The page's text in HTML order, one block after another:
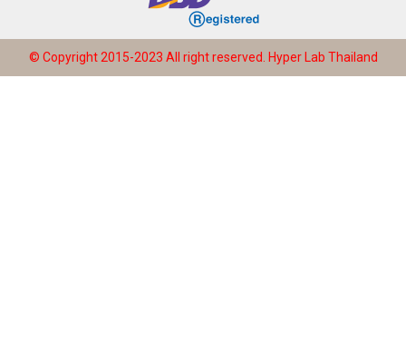
© Copyright 2015-2023 All right reserved. Hyper Lab Thailand